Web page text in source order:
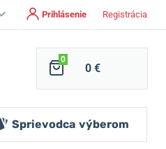
Prihlásenie Registrácia
0
0 €
Sprievodca výberom